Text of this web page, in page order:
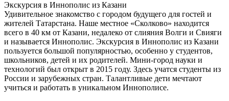
Экскурсия в Иннополис из Казани
Удивительное знакомство с городом будущего для гостей и
жителей Татарстана. Наше местное «Сколково» находится
всего в 40 км от Казани, недалеко от слияния Волги и Свияги
и называется Иннополис. Экскурсия в Иннополис из Казани
пользуется большой популярностью, особенно у студентов,
школьников, детей и их родителей. Мини-город науки и
технологий был открыт в 2015 году. Здесь учатся студенты из
России и зарубежных стран. Талантливые дети мечтают
учиться и работать в уникальном Иннополисе.